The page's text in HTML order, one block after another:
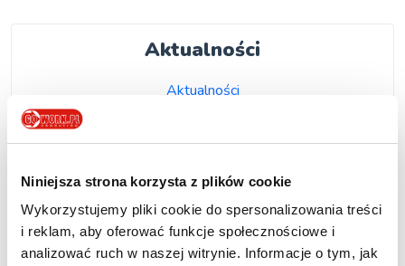
Niniejsza strona korzysta z plików cookie
Wykorzystujemy pliki cookie do spersonalizowania treści
i reklam, aby oferować funkcje społecznościowe i
analizować ruch w naszej witrynie. Informacje o tym, jak
Aktualności
Aktualności
Wrzesień 17, 2024
Promocja do 22 lipca!
Lipiec 04, 2024